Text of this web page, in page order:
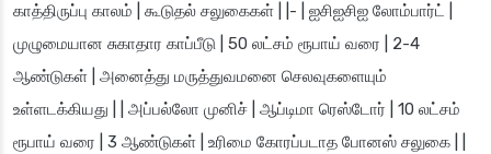
காத்திருப்பு காலம் | கூடுதல் சலுகைகள் | |- | ஐசிஐசிஐ லோம்பார்ட் |
முழுமையான சுகாதார காப்பீடு | 50 லட்சம் ரூபாய் வரை | 2-4
ஆண்டுகள் | அனைத்து மருத்துவமனை செலவுகளையும்
உள்ளடக்கியது | | அப்பல்லோ முனிச் | ஆப்டிமா ரெஸ்டோர் | 10 லட்சம்
ரூபாய் வரை | 3 ஆண்டுகள் | உரிமை கோரப்படாத போனஸ் சலுகை | |